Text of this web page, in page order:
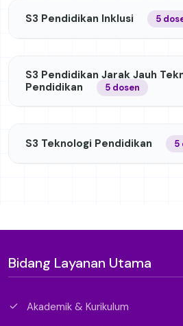
S3 Pendidikan Inklusi 5
S3 Pendidikan Jarak Jauh
Pendidikan
5 dosen
S3 Teknologi Pendidikan 5
Bidang Layanan Utama
Akademik & Kurikulum